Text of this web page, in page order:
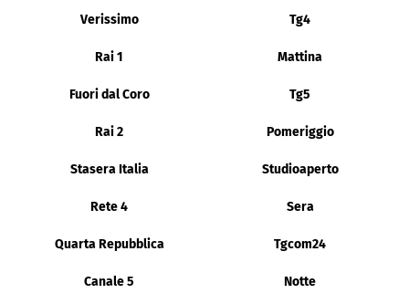
Verissimo Tg4
Rai 1 Mattina
Fuori dal Coro Tg5
Rai 2 Pomeriggio
Stasera Italia Studioaperto
Rete 4 Sera
Quarta Repubblica Tgcom24
Canale 5 Notte